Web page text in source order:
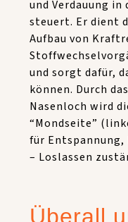
und Verdauung
steuert. Er dient
Aufbau von
und sorgt dafür,
können. Durch
Nasenloch wird
“Mondseite”
für Entspannung,
– Loslassen
Überall